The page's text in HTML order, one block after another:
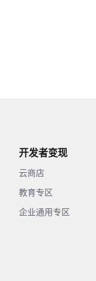
开发者变现
云商店
教育专区
企业通用专区